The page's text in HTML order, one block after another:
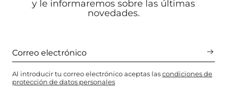
y le informaremos sobre las últimas
novedades.
Al introducir tu correo electrónico aceptas lascondiciones de
protección de datos personales